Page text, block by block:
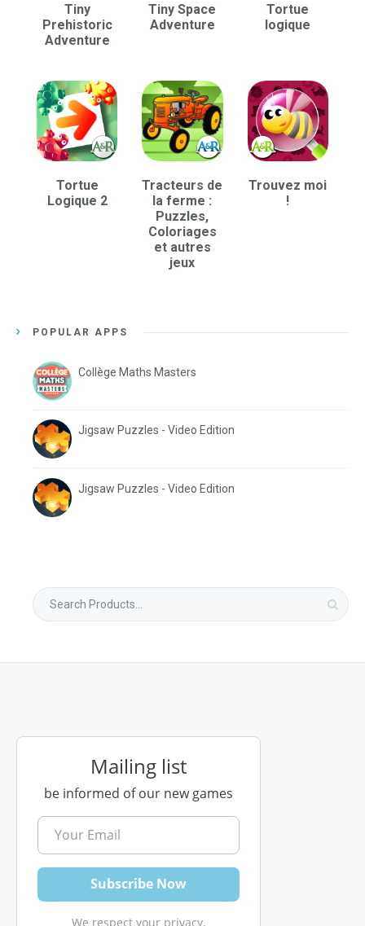
Tiny
Prehistoric
Adventure
Tiny Space
Adventure
Tortue
logique
Tortue
Logique 2
Tracteurs de
la ferme :
Puzzles,
Coloriages
et autres
jeux
Trouvez moi
!
POPULAR APPS
Collège Maths Masters
Jigsaw Puzzles - Video Edition
Jigsaw Puzzles - Video Edition
Mailing list
be informed of our new games
We respect your privacy.